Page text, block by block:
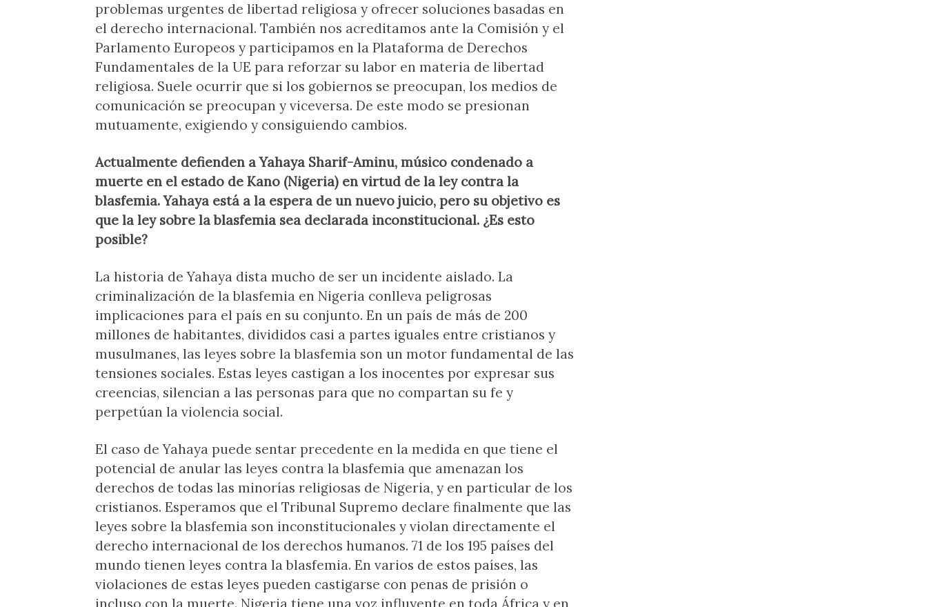
problemas urgentes de libertad religiosa y ofrecer soluciones basadas en
el derecho internacional. También nos acreditamos ante la Comisión y el
Parlamento Europeos y participamos en la Plataforma de Derechos
Fundamentales de la UE para reforzar su labor en materia de libertad
religiosa. Suele ocurrir que si los gobiernos se preocupan, los medios de
comunicación se preocupan y viceversa. De este modo se presionan
mutuamente, exigiendo y consiguiendo cambios.
Actualmente defienden a Yahaya Sharif-Aminu, músico condenado a
muerte en el estado de Kano (Nigeria) en virtud de la ley contra la
blasfemia. Yahaya está a la espera de un nuevo juicio, pero su objetivo es
que la ley sobre la blasfemia sea declarada inconstitucional. ¿Es esto
posible?
La historia de Yahaya dista mucho de ser un incidente aislado. La
criminalización de la blasfemia en Nigeria conlleva peligrosas
implicaciones para el país en su conjunto. En un país de más de 200
millones de habitantes, divididos casi a partes iguales entre cristianos y
musulmanes, las leyes sobre la blasfemia son un motor fundamental de las
tensiones sociales. Estas leyes castigan a los inocentes por expresar sus
creencias, silencian a las personas para que no compartan su fe y
perpetúan la violencia social.
El caso de Yahaya puede sentar precedente en la medida en que tiene el
potencial de anular las leyes contra la blasfemia que amenazan los
derechos de todas las minorías religiosas de Nigeria, y en particular de los
cristianos. Esperamos que el Tribunal Supremo declare finalmente que las
leyes sobre la blasfemia son inconstitucionales y violan directamente el
derecho internacional de los derechos humanos. 71 de los 195 países del
mundo tienen leyes contra la blasfemia. En varios de estos países, las
violaciones de estas leyes pueden castigarse con penas de prisión o
incluso con la muerte. Nigeria tiene una voz influyente en toda África y en